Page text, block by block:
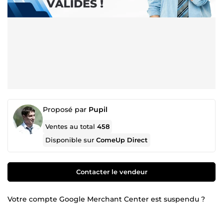
Proposé par Pupil
Ventes au total458
Disponible surComeUp Direct
Contacter le vendeur
Votre compte Google Merchant Center est suspendu ?